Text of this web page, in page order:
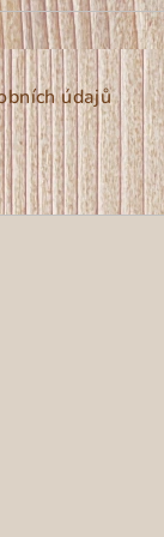
údajů